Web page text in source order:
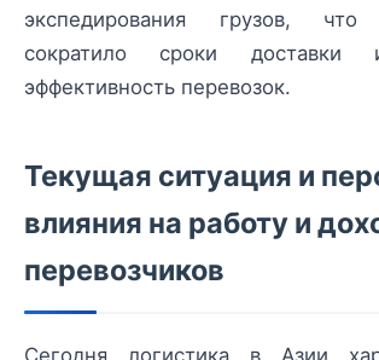
экспедирования грузов, что
сократило сроки доставки
эффективность перевозок.
Текущая ситуация и
влияния на работу и
перевозчиков